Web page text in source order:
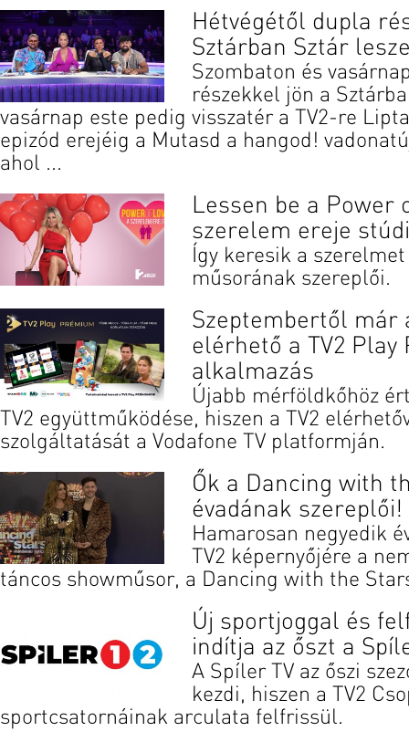
Hétvégétől dupla
Sztárban Sztár
Szombaton és
részekkel jön a
vasárnap este pedig visszatér a TV2-re
epizód erejéig a Mutasd a hangod!
ahol ...
Lessen be a Power
szerelem ereje
Így keresik a
műsorának szereplői.
Szeptembertől már
elérhető a TV2 Play
alkalmazás
Újabb mérföldkőhöz
TV2 együttműködése, hiszen a TV2
szolgáltatását a Vodafone TV platformján.
Ők a Dancing with
évadának szereplői!
Hamarosan negyedik
TV2 képernyőjére a
táncos showműsor, a Dancing with the
Új sportjoggal és
indítja az őszt a
A Spíler TV az őszi
kezdi, hiszen a TV2
sportcsatornáinak arculata felfrissül.